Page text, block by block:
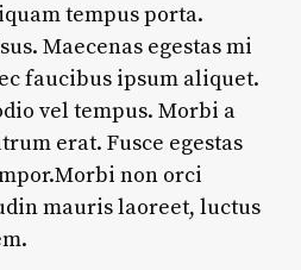
tempus porta.
Maecenas egestas mi
faucibus ipsum aliquet.
vel tempus. Morbi a
erat. Fusce egestas
non orci
mauris laoreet, luctus